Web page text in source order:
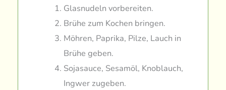
Glasnudeln vorbereiten.
Brühe zum Kochen bringen.
Möhren, Paprika, Pilze, Lauch in
Brühe geben.
Sojasauce, Sesamöl, Knoblauch,
Ingwer zugeben.